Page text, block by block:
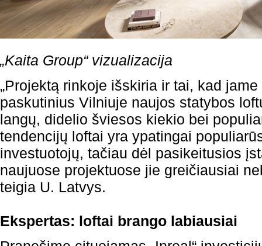
„Kaita Group“ vizualizacija
„Projektą rinkoje išskiria ir tai, kad
paskutinius Vilniuje naujos statybos
langų, didelio šviesos kiekio bei
tendencijų loftai yra ypatingai
investuotojų, tačiau dėl pasikeitusios
naujuose projektuose jie greičiausiai
teigia U. Latvys.
Ekspertas: loftai brango labiausiai